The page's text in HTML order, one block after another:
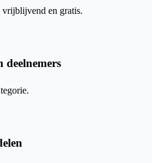
en gratis.
deelnemers